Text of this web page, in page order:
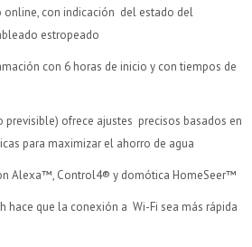
online, con indicación del estado del
estropeado
con 6 horas de inicio y con tiempos de
previsible) ofrece ajustes precisos basados en
para maximizar el ahorro de agua
Alexa™, Control4® y domótica HomeSeer™
hace que la conexión a Wi-Fi sea más rápida